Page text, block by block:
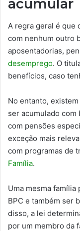
acumular
A regra geral é que
com nenhum outro
aposentadorias,
desemprego. O
benefícios, caso
No entanto,
ser acumulado com
com pensões
exceção mais
com programas de
Família.
Uma mesma
BPC e também ser
disso, a lei
por um membro da